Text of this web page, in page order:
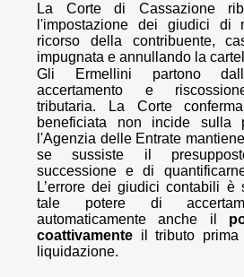
La Corte di Cassazione
l'impostazione dei giudici di
ricorso della contribuente,
impugnata e annullando la
Gli Ermellini partono
accertamento e
tributaria. La Corte
beneficiata non incide sulla
l'Agenzia delle Entrate
se sussiste il
successione e di
L’errore dei giudici contabili è
tale potere di
automaticamente anche il
coattivamente il tributo prima
liquidazione.